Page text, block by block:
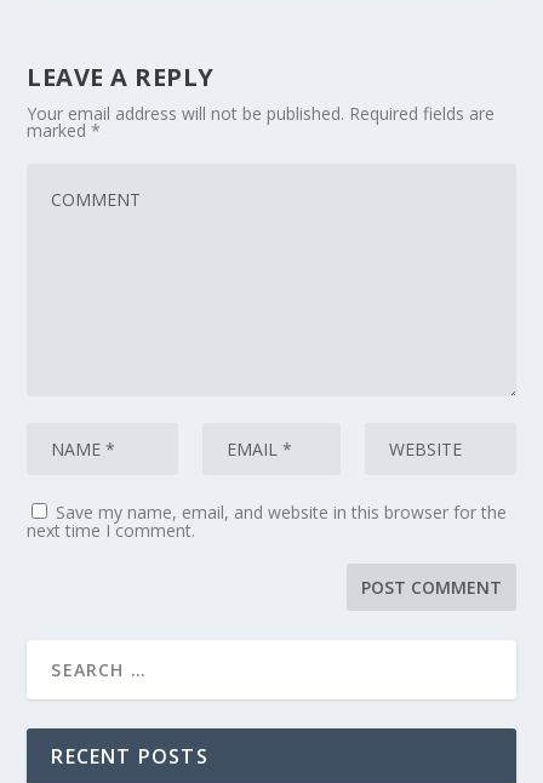
LEAVE A REPLY
Your email address will not be published. Required fields are
marked*
Save my name, email, and website in this browser for the
next time I comment.
RECENT POSTS